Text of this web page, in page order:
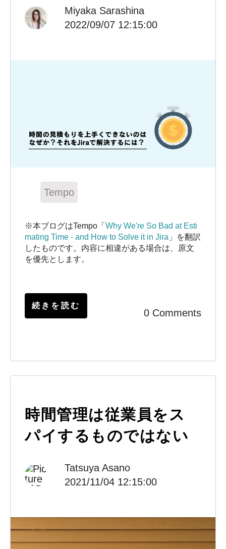
Miyaka Sarashina
2022/09/07 12:15:00
Tempo
※本ブログはTempo「 Why We're So Bad at Esti
mating Time - and How to Solve it in Jira 」を翻訳
したものです。内容に相違がある場合は、原文
を優先とします。
続きを読む
0 Comments
時間管理は従業員をス
パイするものではない
Tatsuya Asano
2021/11/04 12:15:00